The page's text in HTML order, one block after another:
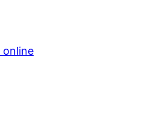
online